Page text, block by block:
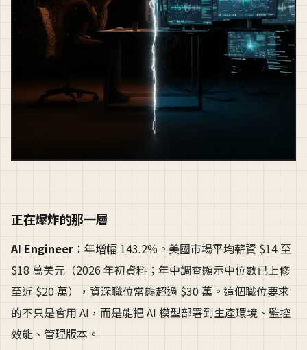
正在爆炸的那一層
AI Engineer ：年增幅 143.2%。美國市場平均薪資 $14 至
$18 萬美元（2026 年初資料；年中調查顯示中位數已上修
至近 $20 萬），資深職位常態超過 $30 萬。這個職位要求
的不只是會用 AI，而是能把 AI 模型部署到生產環境、監控
效能、管理版本。